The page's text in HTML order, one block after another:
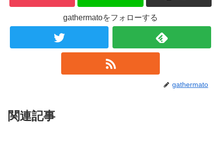
gathermatoをフォローする
gathermato
関連記事